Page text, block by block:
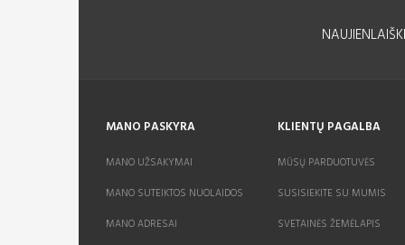
MANO PASKYRA
MANO UŽSAKYMAI
MANO SUTEIKTOS NUOLAIDOS
MANO ADRESAI
KLIENTŲ PAGALBA
MŪSŲ PARDUOTUVĖS
SUSISIEKITE SU MUMIS
SVETAINĖS ŽEMĖLAPIS